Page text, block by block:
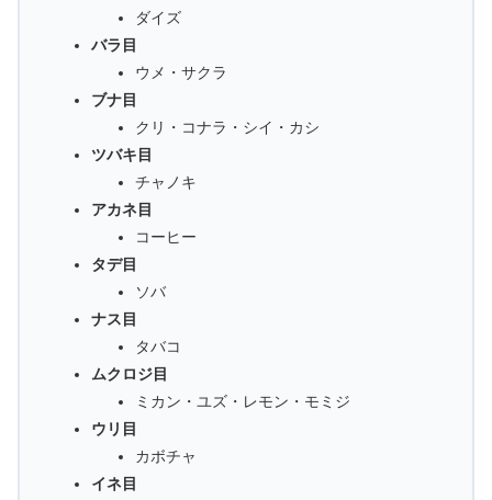
ダイズ
バラ目
ウメ・サクラ
ブナ目
クリ・コナラ・シイ・カシ
ツバキ目
チャノキ
アカネ目
コーヒー
タデ目
ソバ
ナス目
タバコ
ムクロジ目
ミカン・ユズ・レモン・モミジ
ウリ目
カボチャ
イネ目